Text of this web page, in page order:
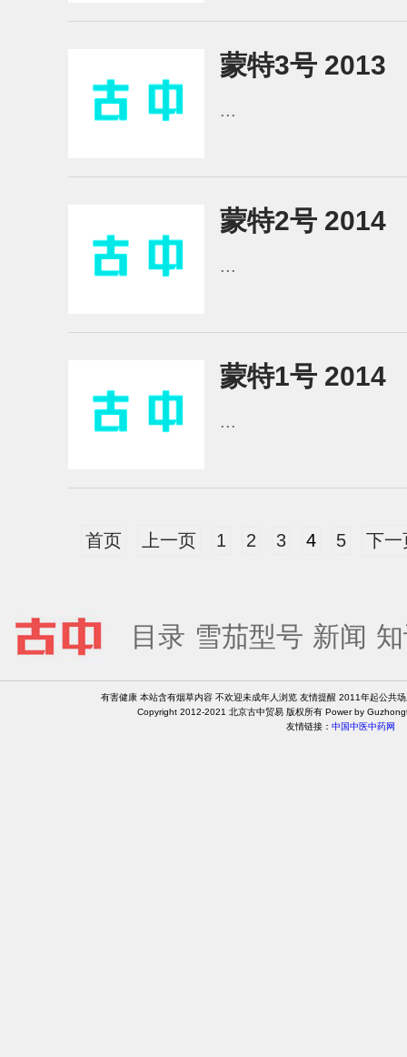
蒙特3号 2013
...
蒙特2号 2014
...
蒙特1号 2014
...
首页 上一页 1 2 3 4 5 下一
目录 雪茄型号 新闻
有害健康 本站含有烟草内容 不欢迎未成年人浏览 友情提醒 2011年起公共
Copyright 2012-2021 北京古中贸易 版权所有 Power by
友情链接： 中国中医中药网